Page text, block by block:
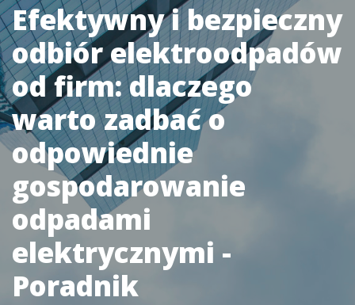
Efektywny i bezpieczny
odbiór elektroodpadów
od firm: dlaczego
warto zadbać o
odpowiednie
gospodarowanie
odpadami
elektrycznymi -
Poradnik